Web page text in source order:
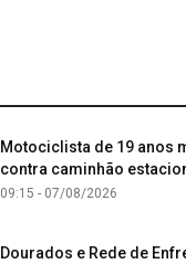
Motociclista de 19 anos
contra caminhão
09:15 - 07/08/2026
Dourados e Rede de